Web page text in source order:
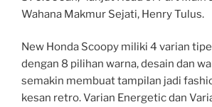
Wahana Makmur Sejati, Henry Tulus.
New Honda Scoopy miliki 4 varian
dengan 8 pilihan warna, desain dan
semakin membuat tampilan jadi
kesan retro. Varian Energetic dan